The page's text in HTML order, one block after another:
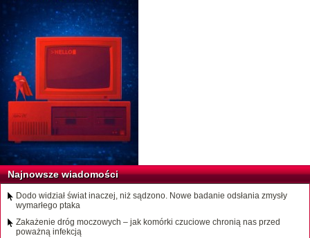
Najnowsze wiadomości
Dodo widział świat inaczej, niż sądzono. Nowe badanie odsłania zmysły
wymarłego ptaka
Zakażenie dróg moczowych – jak komórki czuciowe chronią nas przed
poważną infekcją